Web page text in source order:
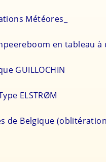
Météores_
en tableau à
GUILLOCHIN
ELSTRØM
de Belgique